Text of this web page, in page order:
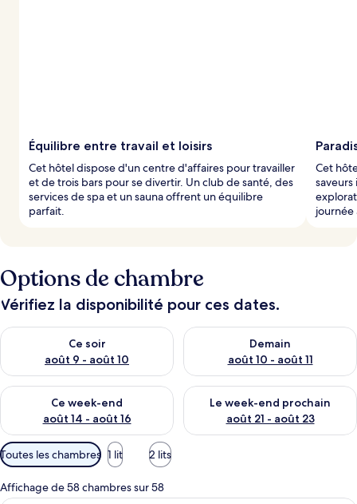
Équilibre entre travail et loisirs
Cet hôtel dispose d'un centre d'affaires pour travailler
et de trois bars pour se divertir. Un club de santé, des
services de spa et un sauna offrent un équilibre
parfait.
Cet
Options de chambre
Vérifiez la disponibilité pour ces dates.
Ce soir
août 9 - août 10
Vérifier la disponibilité pour ce soir août 9 - août 10
Demain
août 10 - août 11
Vérifier la disponibilité pour
Ce week-end
août 14 - août 16
Vérifier la disponibilité pour ce week-end août 14 - août 16
Le week-end prochain
août 21 - août 23
Vérifier la disponibilité pour
Filtres
disponibles
pour
les
Toutes les chambres 1 lit 2 lits
Affichage de 58 chambres sur 58